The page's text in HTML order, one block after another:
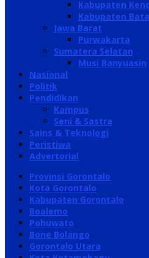
Kabupaten
Kabupaten
Jawa Barat
Purwakarta
Sumatera Selatan
Musi Banyuasin
Nasional
Politik
Pendidikan
Kampus
Seni & Sastra
Sains & Teknologi
Peristiwa
Advertorial
Provinsi Gorontalo
Kota Gorontalo
Kabupaten Gorontalo
Boalemo
Pohuwato
Bone Bolango
Gorontalo Utara